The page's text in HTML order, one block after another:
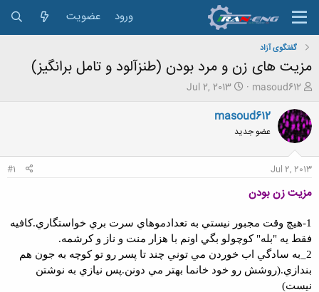
ورود عضویت
گفتگوی آزاد
مزیت های زن و مرد بودن (طنزآلود و تامل برانگیز)
ش
و
ع
ک
ه
م
ض
و
ع
masoud612
ت
ر
Jul 2, 2013
masoud612
عضو جدید
Jul 2, 2013
#1
مزيت زن بودن
1-هيچ وقت مجبور نيستي به تعدادموهاي سرت بري خواستگاري.كافيه
فقط يه "بله" كوچولو بگي اونم با هزار منت و ناز و كرشمه.
2_به سادگي اب خوردن مي توني چند تا پسر رو تو كوچه به جون هم
بندازي.(روشش رو خود خانما بهتر مي دونن.پس نيازي به نوشتن
نيست)